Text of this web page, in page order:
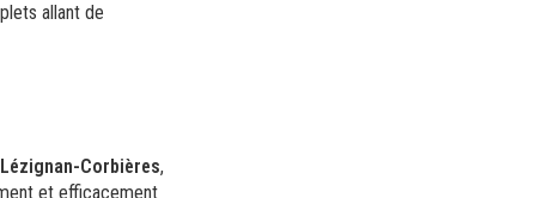
allant de
Lézignan-Corbières,
et efficacement